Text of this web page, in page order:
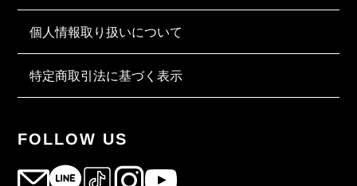
個人情報取り扱いについて
特定商取引法に基づく表示
FOLLOW US